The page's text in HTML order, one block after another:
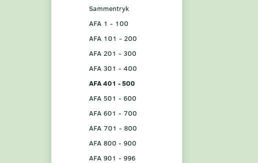
Sammentryk
AFA 1 - 100
AFA 101 - 200
AFA 201 - 300
AFA 301 - 400
AFA 401 - 500
AFA 501 - 600
AFA 601 - 700
AFA 701 - 800
AFA 800 - 900
AFA 901 - 996